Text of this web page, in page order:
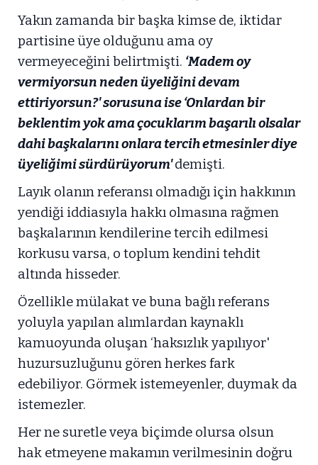
Yakın zamanda bir başka kimse de, iktidar
partisine üye olduğunu ama oy
vermeyeceğini belirtmişti. ‘Madem oy
vermiyorsun neden üyeliğini devam
ettiriyorsun?' sorusuna ise ‘Onlardan bir
beklentim yok ama çocuklarım başarılı olsalar
dahi başkalarını onlara tercih etmesinler diye
üyeliğimi sürdürüyorum'demişti.
Layık olanın referansı olmadığı için hakkının
yendiği iddiasıyla hakkı olmasına rağmen
başkalarının kendilerine tercih edilmesi
korkusu varsa, o toplum kendini tehdit
altında hisseder.
Özellikle mülakat ve buna bağlı referans
yoluyla yapılan alımlardan kaynaklı
kamuoyunda oluşan ‘haksızlık yapılıyor'
huzursuzluğunu gören herkes fark
edebiliyor. Görmek istemeyenler, duymak da
istemezler.
Her ne suretle veya biçimde olursa olsun
hak etmeyene makamın verilmesinin doğru